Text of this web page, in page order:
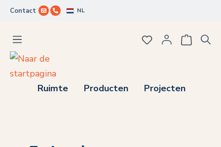
Ga naar de hoofdinhoud
Contact NL
Ruimte Producten Projecten
Je hebt 0 items